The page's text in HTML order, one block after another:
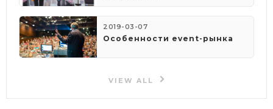
2019-03-07
Особенности event-рынка
VIEW ALL